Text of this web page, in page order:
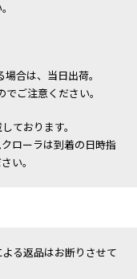
合は、当日出荷。
ご注意ください。
ております。
ローラは到着の日時指
い。
る返品はお断りさせて